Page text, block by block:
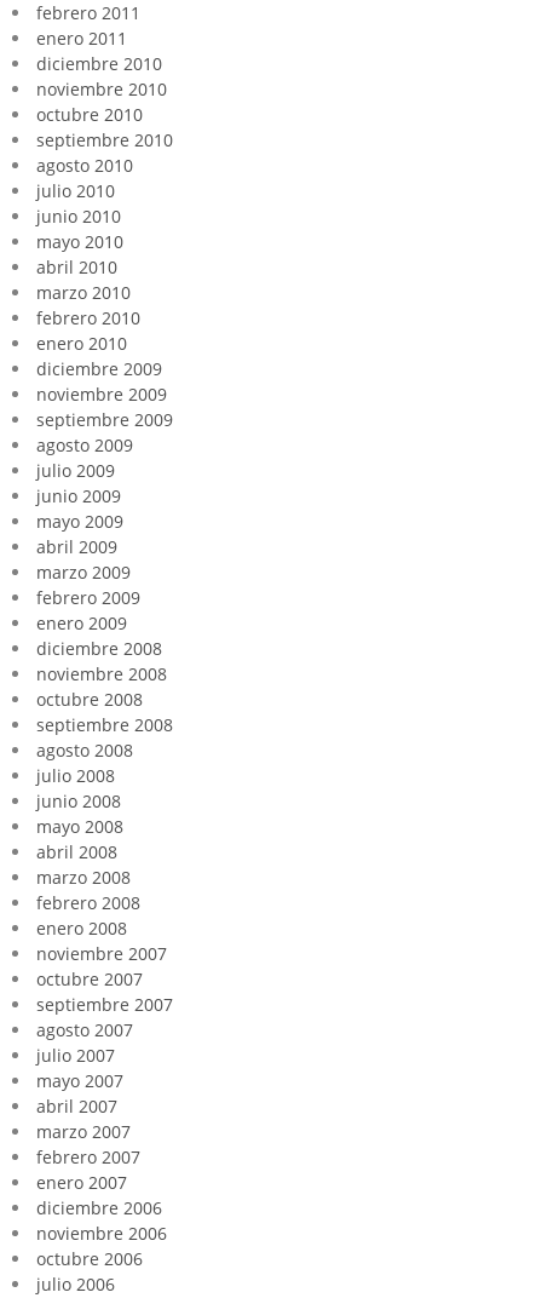
febrero 2011
enero 2011
diciembre 2010
noviembre 2010
octubre 2010
septiembre 2010
agosto 2010
julio 2010
junio 2010
mayo 2010
abril 2010
marzo 2010
febrero 2010
enero 2010
diciembre 2009
noviembre 2009
septiembre 2009
agosto 2009
julio 2009
junio 2009
mayo 2009
abril 2009
marzo 2009
febrero 2009
enero 2009
diciembre 2008
noviembre 2008
octubre 2008
septiembre 2008
agosto 2008
julio 2008
junio 2008
mayo 2008
abril 2008
marzo 2008
febrero 2008
enero 2008
noviembre 2007
octubre 2007
septiembre 2007
agosto 2007
julio 2007
mayo 2007
abril 2007
marzo 2007
febrero 2007
enero 2007
diciembre 2006
noviembre 2006
octubre 2006
julio 2006